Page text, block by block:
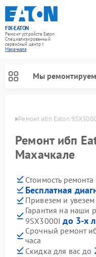
FIX-EATON
Ремонт устройств Eaton
Специализированный
cервисный центр г.
Махачкала
Мы ремонтируем
Ремонт ибп Eaton
Ремонт ибп
Махачкале
Стоимость ремонта
Бесплатная
Привезем и
Гарантия на наши
9SX3000Iдо 3-х
Срочный ремонт
часа
Скидка для вас до